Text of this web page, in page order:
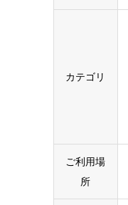
カテゴリ
ご利用場
所